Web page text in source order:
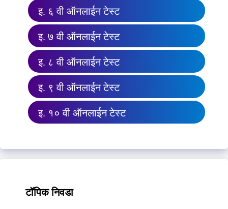
इ. ६ वी ऑनलाईन टेस्ट
इ. ७ वी ऑनलाईन टेस्ट
इ. ८ वी ऑनलाईन टेस्ट
इ. ९ वी ऑनलाईन टेस्ट
इ. १० वी ऑनलाईन टेस्ट
टॉपिक निवडा